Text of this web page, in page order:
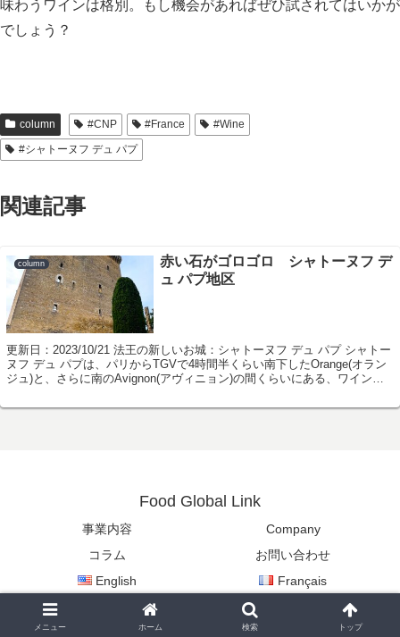
味わうワインは格別。もし機会があればぜひ試されてはいかが
でしょう？
column #CNP #France
#Wine
#シャトーヌフ デュ パプ
関連記事
column
赤い石がゴロゴロ シャトーヌフ デ
ュ パプ地区
更新日：2023/10/21 法王の新しいお城：シャトーヌフ デュ パプ シャトー
ヌフ デュ パプは、パリからTGVで4時間半くらい南下したOrange(オラン
ジュ)と、さらに南のAvignon(アヴィニョン)の間くらいにある、ワインの
Food Global Link
事業内容
Company
コラム
お問い合わせ
English
Français
Copyright © 2022-2026 Food Global Link All Rights Reserved.
メニュー ホーム 検索 トップ